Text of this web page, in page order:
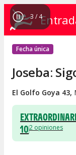
4 / 4
Fecha única
Joseba:
El Golfo Goya 43,
102 opiniones